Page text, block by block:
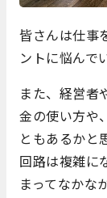
皆さんは仕事
ントに悩んで
また、経営者
金の使い方や
ともあるかと
回路は複雑に
まってなかな